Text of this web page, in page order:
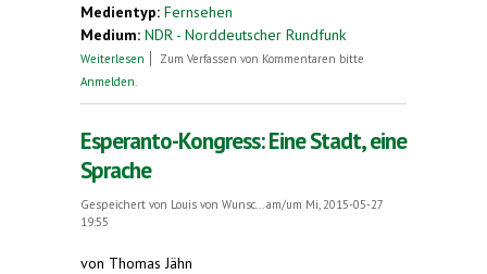
Medientyp: Fernsehen
Medium: NDR - Norddeutscher Rundfunk
Weiterlesen über Esperanto-Kongress startet in Hameln
Zum Verfassen von Kommentaren bitte
Anmelden
Esperanto-Kongress: Eine Stadt, eine
Sprache
Gespeichert von Louis von Wunsc...
am/um Mi, 2015-05-27
19:55
von Thomas Jähn